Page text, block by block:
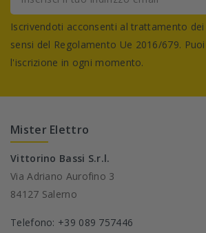
Iscrivendoti acconsenti al trattamento
sensi del Regolamento Ue 2016/679.
l'iscrizione in ogni momento.
Mister Elettro
Vittorino Bassi S.r.l.
Via Adriano Aurofino 3
84127 Salerno
Telefono: +39 089 757446